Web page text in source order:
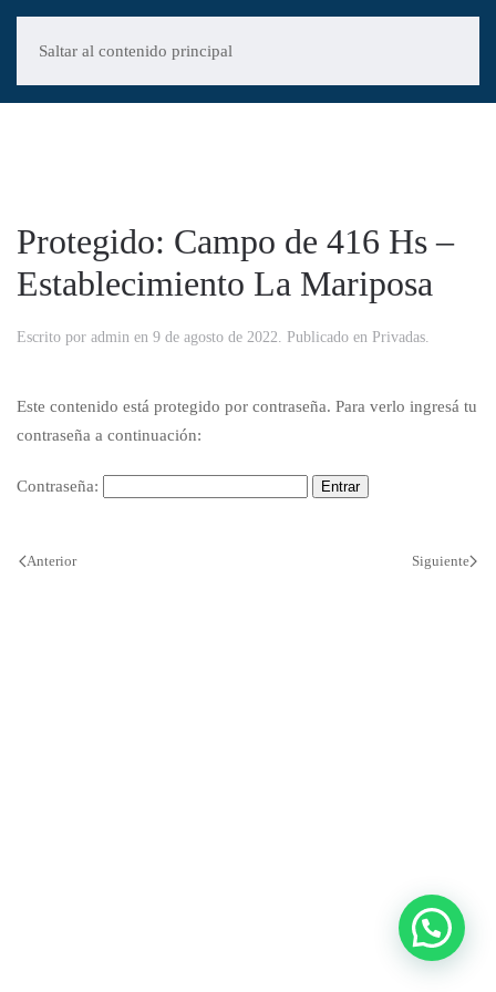
Saltar al contenido principal
Protegido: Campo de 416 Hs –
Establecimiento La Mariposa
Escrito por admin en 9 de agosto de 2022. Publicado en Privadas.
Este contenido está protegido por contraseña. Para verlo ingresá tu
contraseña a continuación:
Contraseña:
Anterior Siguiente